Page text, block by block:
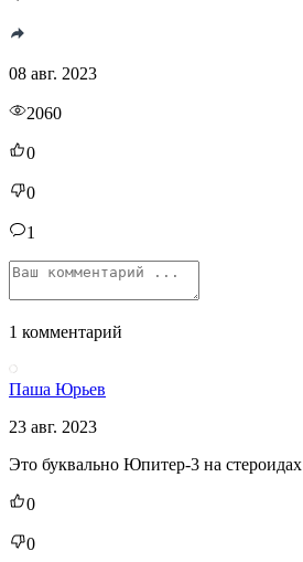
08 авг. 2023
2060
0
0
1
1 комментарий
Паша Юрьев
23 авг. 2023
Это буквально Юпитер-3 на стероидах
0
0